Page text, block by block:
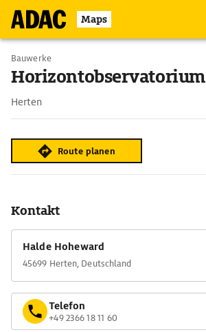
Maps
Bauwerke
Horizontobservatorium
Herten
Route planen
Kontakt
Halde Hoheward
45699 Herten, Deutschland
Telefon
+49 2366 18 11 60